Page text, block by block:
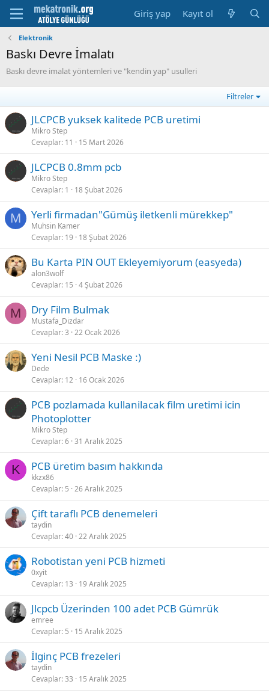
Giriş yap Kayıt ol
Elektronik
Baskı Devre İmalatı
Baskı devre imalat yöntemleri ve "kendin yap" usulleri
Filtreler
JLCPCB yuksek kalitede PCB uretimi
Mikro Step
Cevaplar 11 15 Mart 2026
JLCPCB 0.8mm pcb
Mikro Step
Cevaplar 1 18 Şubat 2026
M Yerli firmadan"Gümüş iletkenli mürekkep"
Muhsin Kamer
Cevaplar 19 18 Şubat 2026
Bu Karta PIN OUT Ekleyemiyorum (easyeda)
alon3wolf
Cevaplar 15 4 Şubat 2026
M Dry Film Bulmak
Mustafa_Dizdar
Cevaplar 3 22 Ocak 2026
Yeni Nesil PCB Maske :)
Dede
Cevaplar 12 16 Ocak 2026
PCB pozlamada kullanilacak film uretimi icin
Photoplotter
Mikro Step
Cevaplar 6 31 Aralık 2025
K PCB üretim basım hakkında
kkzx86
Cevaplar 5 26 Aralık 2025
Çift taraflı PCB denemeleri
taydin
Cevaplar 40 22 Aralık 2025
Robotistan yeni PCB hizmeti
0xyit
Cevaplar 13 19 Aralık 2025
Jlcpcb Üzerinden 100 adet PCB Gümrük
emree
Cevaplar 5 15 Aralık 2025
İlginç PCB frezeleri
taydin
Cevaplar 33 15 Aralık 2025